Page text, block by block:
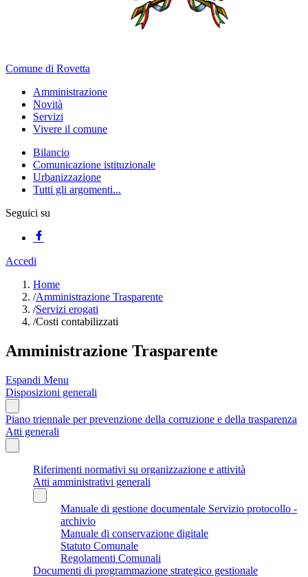
Comune di Rovetta
Amministrazione
Novità
Servizi
Vivere il comune
Bilancio
Comunicazione istituzionale
Urbanizzazione
Tutti gli argomenti...
Seguici su
Accedi
Home
/Amministrazione Trasparente
/Servizi erogati
/Costi contabilizzati
Amministrazione Trasparente
Espandi Menu
Disposizioni generali
Piano triennale per prevenzione della corruzione e della trasparenza
Atti generali
Riferimenti normativi su organizzazione e attività
Atti amministrativi generali
Manuale di gestione documentale Servizio protocollo -
archivio
Manuale di conservazione digitale
Statuto Comunale
Regolamenti Comunali
Documenti di programmazione strategico gestionale